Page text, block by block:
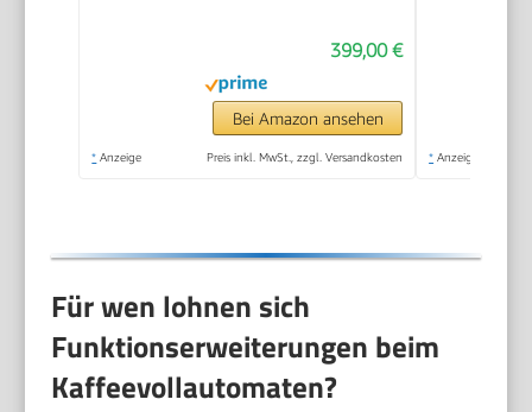
399,00 €
Bei Amazon ansehen
* Anzeige Preis inkl. MwSt., zzgl. Versandkosten * Anzeige
Für wen lohnen sich
Funktionserweiterungen beim
Kaffeevollautomaten?